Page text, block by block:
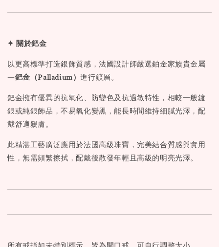
✦ 關於鈀金
以更高標準打造銀飾質感，法國設計師嚴選鉑金家族貴金屬
—鈀金（Palladium）進行鍍層。
鈀金擁有優異的抗氧化、防變色及抗過敏特性，相較一般鍍
銀或純銀飾品，不易氧化變黑，能長時間維持細膩光澤，配
戴舒適親膚。
此精湛工藝廣泛應用於法國高級珠寶，完美結合質感與實用
性，無需頻繁擦拭，配戴後散發年輕且高級的明亮光澤。